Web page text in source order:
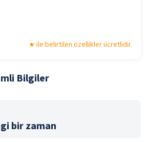
ile belirtilen özellikler ücretlidir.
Bilgiler
bir zaman